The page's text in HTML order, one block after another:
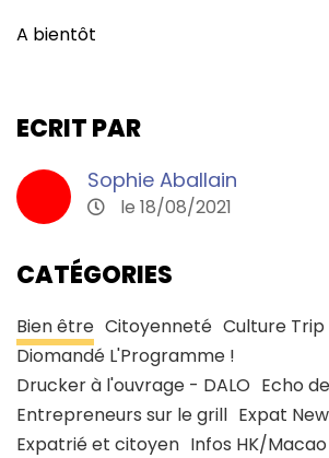
A bientôt
ECRIT PAR
Sophie Aballain
le 18/08/2021
CATÉGORIES
Bien être Citoyenneté Culture Trip
Diomandé L'Programme !
Drucker à l'ouvrage - DALO Echo
Entrepreneurs sur le grill Expat
Expatrié et citoyen Infos HK/Macao